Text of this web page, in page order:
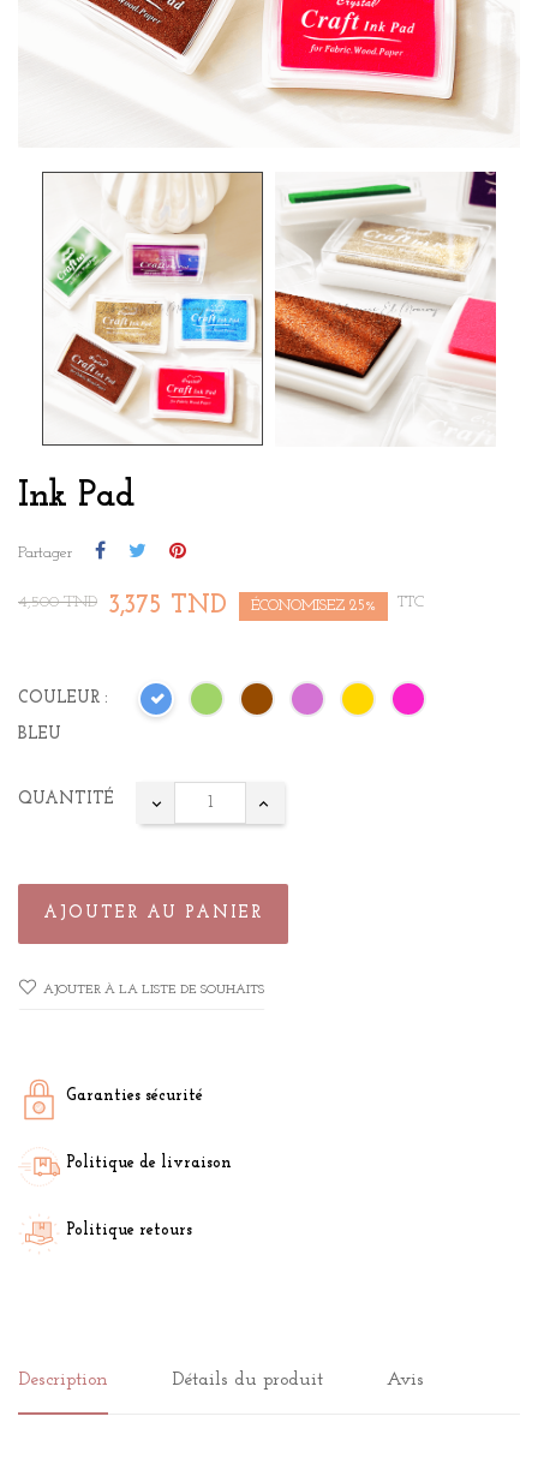
Ink Pad
Partager
4,500 TND 3,375 TND ÉCONOMISEZ 25% TTC
COULEUR :
BLEU
QUANTITÉ
AJOUTER AU PANIER
AJOUTER À LA LISTE DE SOUHAITS
Garanties sécurité
Politique de livraison
Politique retours
Description Détails du produit Avis